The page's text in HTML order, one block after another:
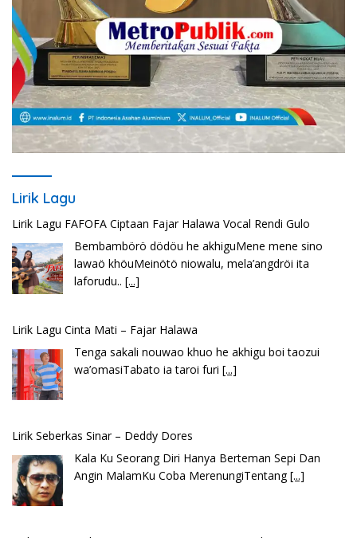
Lirik Lagu
Lirik Lagu FAFOFA Ciptaan Fajar Halawa Vocal Rendi Gulo
Bembambörö dödöu he akhiguMene mene sino
lawaö khöuMeinötö niowalu, mela’angdröi ita
laforudu.. [...]
Lirik Lagu Cinta Mati – Fajar Halawa
Tenga sakali nouwao khuo he akhigu boi taozui
wa’omasiTabato ia taroi furi [...]
Lirik Seberkas Sinar – Deddy Dores
Kala Ku Seorang Diri Hanya Berteman Sepi Dan
Angin MalamKu Coba MerenungiTentang[...]